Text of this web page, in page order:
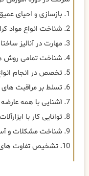
1. بازسازی و احیای عمیق مو + درمان موهای ضعیف یا شکسته
2. شناخت انواع مواد کراتینه و تخصص در استفاده از آن ها
3. مهارت در آنالیز ساختار انواع مو
4. شناخت تمامی روش های کراتینه، صافی و احیای مو
5. تخصص در انجام انواع روش های تراپی تخصصی
6. تسلط بر مراقبت های لازم برای مو بعد از صافی و احیا
7. آشنایی با همه عارضه های کراتینه، صافی یا احیای مو
8. توانایی کار با ابزارآلات , دستگاه های مورد نیاز کراتینه
9. شناخت مشکلات و آسیب های مو و توانایی ارائه راهکار برای برطرف سازی
10. تشخیص تفاوت های کراتین صافی، کراتین احیا و بوتاکس